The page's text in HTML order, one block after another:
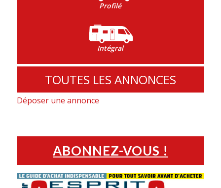
Profilé
Intégral
TOUTES LES ANNONCES
Déposer une annonce
ABONNEZ-VOUS !